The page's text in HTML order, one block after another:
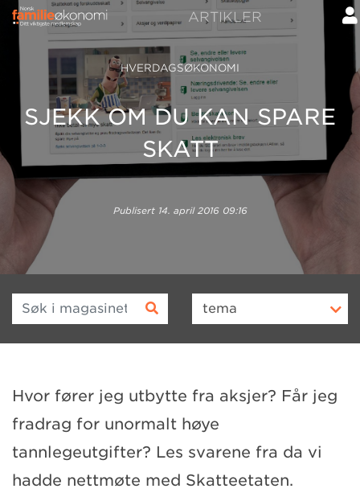
ARTIKLER
HVERDAGSØKONOMI
SJEKK OM DU KAN SPARE
SKATT
Publisert 14. april 2016 09:16
Søk i magasinet tema
Hvor fører jeg utbytte fra aksjer? Får jeg
fradrag for unormalt høye
tannlegeutgifter? Les svarene fra da vi
hadde nettmøte med Skatteetaten.